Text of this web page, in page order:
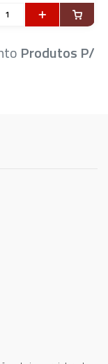
Produtos P/